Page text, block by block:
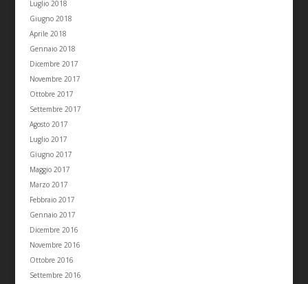
Luglio 2018
Giugno 2018
Aprile 2018
Gennaio 2018
Dicembre 2017
Novembre 2017
Ottobre 2017
Settembre 2017
Agosto 2017
Luglio 2017
Giugno 2017
Maggio 2017
Marzo 2017
Febbraio 2017
Gennaio 2017
Dicembre 2016
Novembre 2016
Ottobre 2016
Settembre 2016